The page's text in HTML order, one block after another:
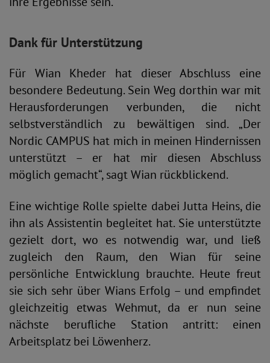
Dank für Unterstützung
Für Wian Kheder hat dieser Abschluss eine
besondere Bedeutung. Sein Weg dorthin war mit
Herausforderungen verbunden, die nicht
selbstverständlich zu bewältigen sind. „Der
Nordic CAMPUS hat mich in meinen Hindernissen
unterstützt – er hat mir diesen Abschluss
möglich gemacht“, sagt Wian rückblickend.
Eine wichtige Rolle spielte dabei Jutta Heins, die
ihn als Assistentin begleitet hat. Sie unterstützte
gezielt dort, wo es notwendig war, und ließ
zugleich den Raum, den Wian für seine
persönliche Entwicklung brauchte. Heute freut
sie sich sehr über Wians Erfolg – und empfindet
gleichzeitig etwas Wehmut, da er nun seine
nächste berufliche Station antritt: einen
Arbeitsplatz bei Löwenherz.